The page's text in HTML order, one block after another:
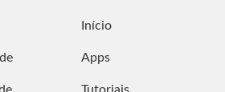
Início
Apps